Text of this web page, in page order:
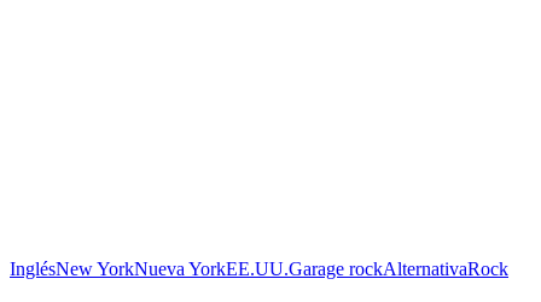
InglésNew YorkNueva YorkEE.UU.Garage rockAlternativaRock